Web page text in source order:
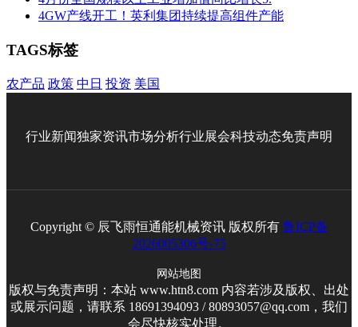
4GW产线开工！英利集团持续提高组件产能
TAGS标签
农产品 政策 中日 投资 美国
行业新闻独家资讯市场分析行业展会科技动态免责声明
Copyright © 辰飞雨恒通能机械资讯 版权所有 鲁ICP备
2026005306号-75
网站地图
版权与免责声明：本站 www.htn8.com 内容若涉及版权、出处
或展示问题，请联系 18691394093 / 80893057@qq.com，我们
会尽快核实处理。